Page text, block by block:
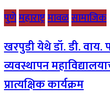
पुणेमहाराष्ट्रमावळसामाजिक
खरपुडी येथे डॉ. डी. वाय.
व्यवस्थापन
प्रात्यक्षिक कार्यक्रम